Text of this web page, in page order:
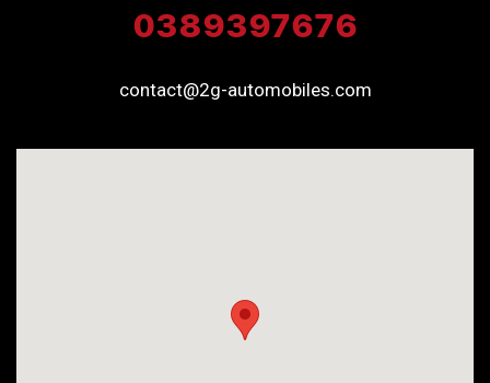
0389397676
contact@2g-automobiles.com